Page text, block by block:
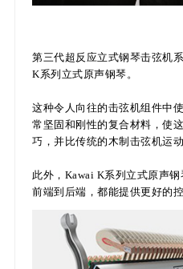
第三代超反应立式钢琴击弦机
K系列立式原声钢琴。
这种令人向往的击弦机组件中
常坚固和刚性的复合材料，使
巧，并比传统的木制击弦机运动
此外，Kawai K系列立式原声
前端到后端，都能提供更好的